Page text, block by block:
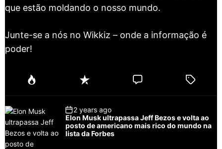
que estão moldando o nosso mundo.
Junte-se a nós no Wikkiz – onde a informação é
poder!
P
u
l
a
r
R
e
n
t
C
e
T
e
2 years ago
Elon Musk ultrapassa Jeff Bezos e volta ao
posto de americano mais rico do mundo na
lista da Forbes